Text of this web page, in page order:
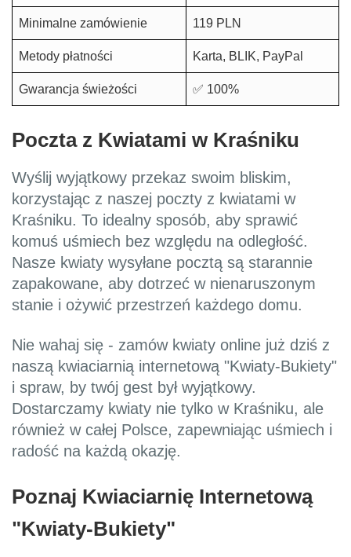
Minimalne zamówienie 119 PLN
Metody płatności Karta, BLIK, PayPal
Gwarancja świeżości ✅ 100%
Poczta z Kwiatami w Kraśniku
Wyślij wyjątkowy przekaz swoim bliskim,
korzystając z naszej poczty z kwiatami w
Kraśniku. To idealny sposób, aby sprawić
komuś uśmiech bez względu na odległość.
Nasze kwiaty wysyłane pocztą są starannie
zapakowane, aby dotrzeć w nienaruszonym
stanie i ożywić przestrzeń każdego domu.
Nie wahaj się - zamów kwiaty online już dziś z
naszą kwiaciarnią internetową "Kwiaty-Bukiety"
i spraw, by twój gest był wyjątkowy.
Dostarczamy kwiaty nie tylko w Kraśniku, ale
również w całej Polsce, zapewniając uśmiech i
radość na każdą okazję.
Poznaj Kwiaciarnię Internetową
"Kwiaty-Bukiety"